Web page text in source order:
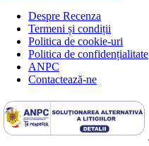
Despre Recenza
Termeni și condiții
Politica de cookie-uri
Politica de confidențialitate
ANPC
Contactează-ne